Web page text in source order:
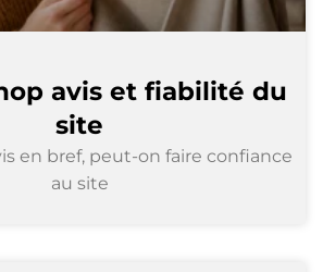
avis et fiabilité du
site
en bref, peut-on faire confiance
au site